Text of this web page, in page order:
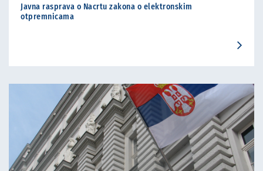
Javna rasprava o Nacrtu zakona o elektronskim
otpremnicama